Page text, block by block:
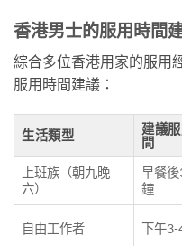
香港男士的服用時間
綜合多位香港用家的服用
服用時間建議：
生活類型
建議
間
上班族（朝九晚
六）
早餐
鐘
自由工作者 下午3-